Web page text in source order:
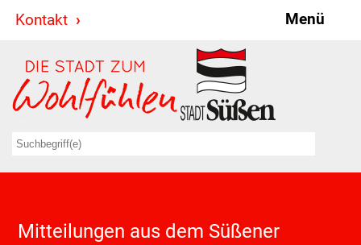
Kontakt Menü
Stadt & Politik
Bürgermeister
Gemeinderat
Mitteilungen aus dem Süßener